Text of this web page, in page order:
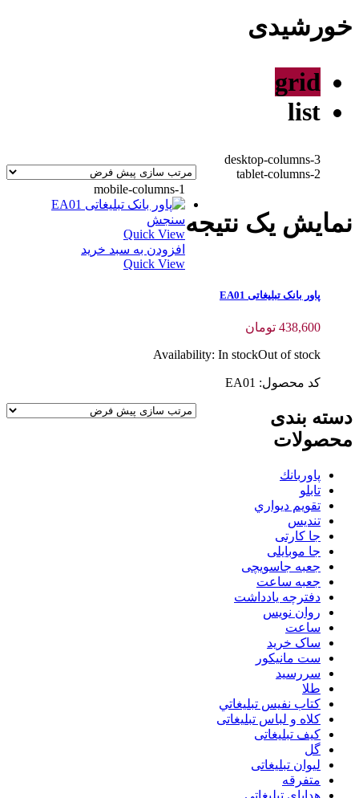
خورشیدی
grid
list
نمایش یک نتیجه
desktop-columns-3
tablet-columns-2
mobile-columns-1
سنجش
Quick View
افزودن به سبد خرید
Quick View
پاور بانک تبلیغاتی EA01
438,600 تومان
Availability: In stockOut of stock
کد محصول: EA01
دسته بندی
محصولات
پاوربانك
تابلو
تقويم ديواري
تنديس
جا کارتی
جا موبایلی
جعبه جاسویچی
جعبه ساعت
دفترچه یادداشت
روان نويس
ساعت
ساک خرید
ست مانيكور
سررسید
طلا
كتاب نفيس تبليغاتي
کلاه و لباس تبلیغاتی
کیف تبلیغاتی
گل
لیوان تبلیغاتی
متفرقه